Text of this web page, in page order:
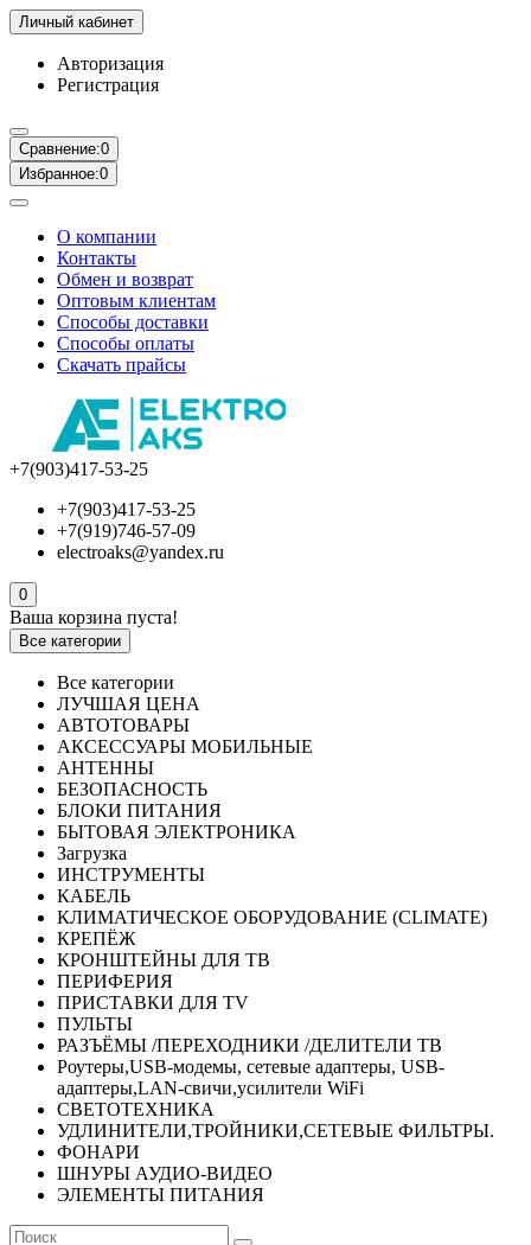
Личный кабинет
Авторизация
Регистрация
Сравнение:0
Избранное:0
О компании
Контакты
Обмен и возврат
Оптовым клиентам
Способы доставки
Способы оплаты
Скачать прайсы
+7(903)417-53-25
+7(903)417-53-25
+7(919)746-57-09
electroaks@yandex.ru
0
Ваша корзина пуста!
Все категории
Все категории
ЛУЧШАЯ ЦЕНА
АВТОТОВАРЫ
АКСЕССУАРЫ МОБИЛЬНЫЕ
АНТЕННЫ
БЕЗОПАСНОСТЬ
БЛОКИ ПИТАНИЯ
БЫТОВАЯ ЭЛЕКТРОНИКА
Загрузка
ИНСТРУМЕНТЫ
КАБЕЛЬ
КЛИМАТИЧЕСКОЕ ОБОРУДОВАНИЕ (CLIMATE)
КРЕПЁЖ
КРОНШТЕЙНЫ ДЛЯ ТВ
ПЕРИФЕРИЯ
ПРИСТАВКИ ДЛЯ TV
ПУЛЬТЫ
РАЗЪЁМЫ /ПЕРЕХОДНИКИ /ДЕЛИТЕЛИ ТВ
Роутеры,USB-модемы, сетевые адаптеры, USB-
адаптеры,LAN-свичи,усилители WiFi
СВЕТОТЕХНИКА
УДЛИНИТЕЛИ,ТРОЙНИКИ,СЕТЕВЫЕ ФИЛЬТРЫ.
ФОНАРИ
ШНУРЫ АУДИО-ВИДЕО
ЭЛЕМЕНТЫ ПИТАНИЯ